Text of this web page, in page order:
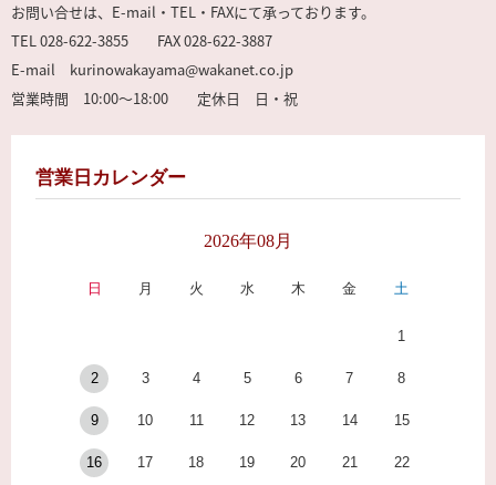
お問い合せは、E-mail・TEL・FAXにて承っております。
TEL 028-622-3855 FAX 028-622-3887
E-mail kurinowakayama@wakanet.co.jp
営業時間 10:00～18:00 定休日 日・祝
営業日カレンダー
2026年08月
日 月 火 水 木 金 土
1
2 3 4 5 6 7 8
9 10 11 12 13 14 15
16 17 18 19 20 21 22